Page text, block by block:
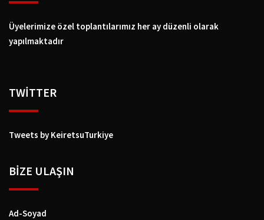
Üyelerimize özel toplantılarımız her ay düzenli olarak
yapılmaktadır
TWİTTER
Tweets by KeiretsuTurkiye
BIZE ULAŞIN
Ad-Soyad